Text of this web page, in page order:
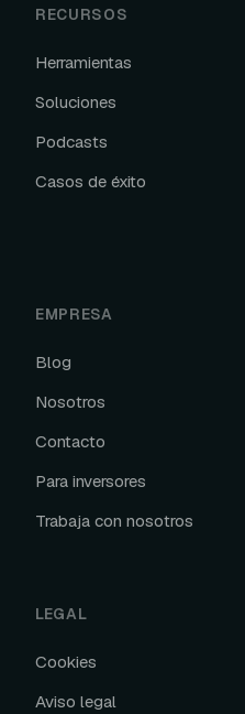
RECURSOS
Herramientas
Soluciones
Podcasts
Casos de éxito
EMPRESA
Blog
Nosotros
Contacto
Para inversores
Trabaja con nosotros
LEGAL
Cookies
Aviso legal